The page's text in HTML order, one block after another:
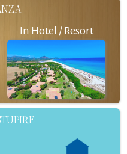
In Hotel / Resort